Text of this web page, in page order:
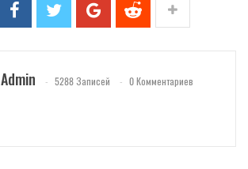
Admin 5288 Записей 0 Комментариев